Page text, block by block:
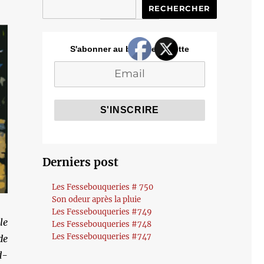
RECHERCHER
S'abonner au blog de Cozette
Derniers post
Les Fessebouqueries # 750
Son odeur après la pluie
Les Fessebouqueries #749
Les Fessebouqueries #748
Les Fessebouqueries #747